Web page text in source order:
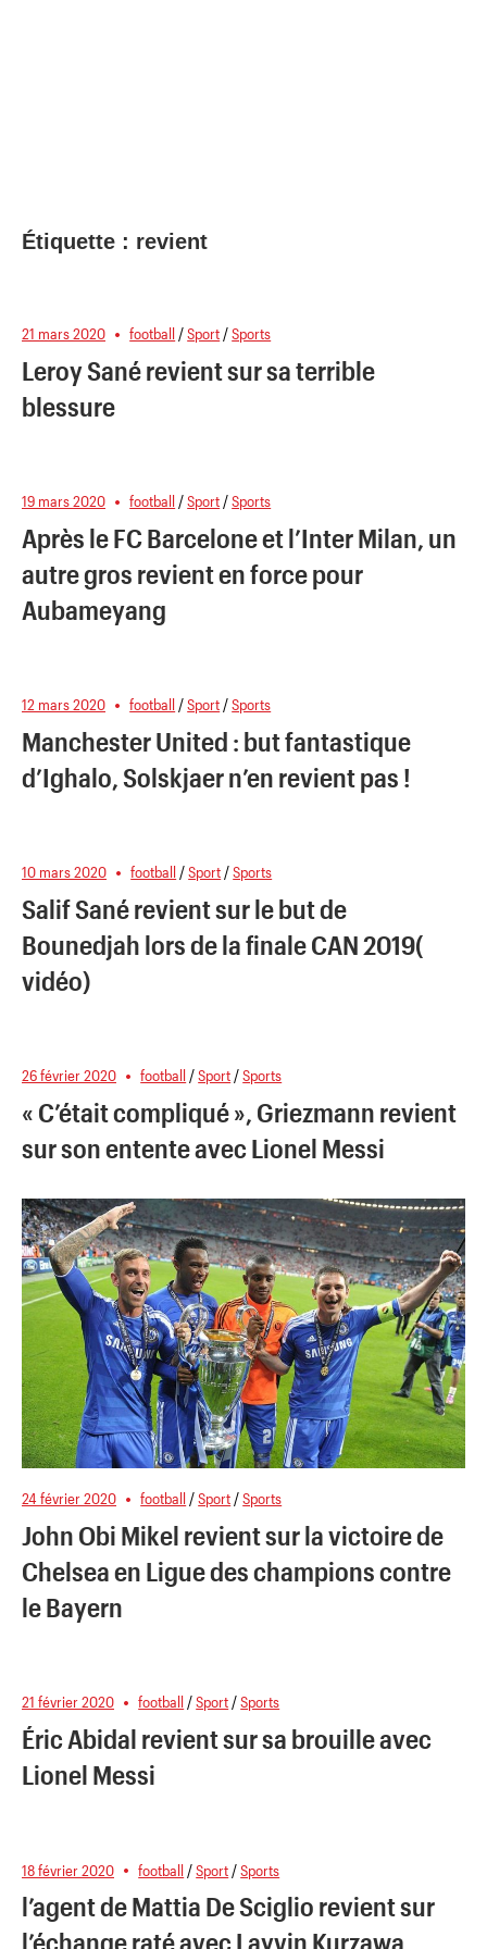
Étiquette : revient
21 mars 2020 football /Sport /Sports
Leroy Sané revient sur sa terrible
blessure
19 mars 2020 football /Sport /Sports
Après le FC Barcelone et l’Inter Milan, un
autre gros revient en force pour
Aubameyang
12 mars 2020 football /Sport /Sports
Manchester United : but fantastique
d’Ighalo, Solskjaer n’en revient pas !
10 mars 2020 football /Sport /Sports
Salif Sané revient sur le but de
Bounedjah lors de la finale CAN 2019(
vidéo)
26 février 2020 football /Sport /Sports
« C’était compliqué », Griezmann revient
sur son entente avec Lionel Messi
24 février 2020 football /Sport /Sports
John Obi Mikel revient sur la victoire de
Chelsea en Ligue des champions contre
le Bayern
21 février 2020 football/Sport/Sports
Éric Abidal revient sur sa brouille avec
Lionel Messi
18 février 2020 football /Sport /Sports
l’agent de Mattia De Sciglio revient sur
l’échange raté avec Layvin Kurzawa